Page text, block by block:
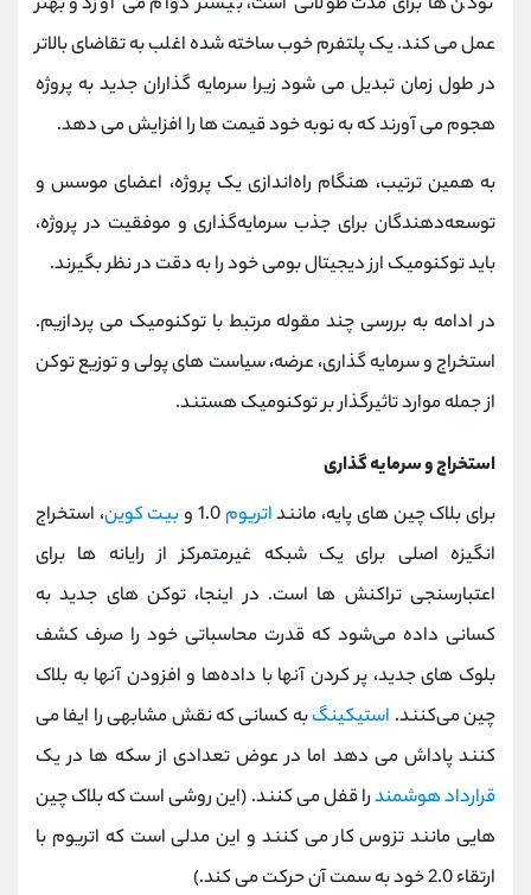
عمل می کند. یک پلتفرم خوب ساخته شده اغلب به تقاضای بالاتر
در طول زمان تبدیل می شود زیرا سرمایه گذاران جدید به پروژه
هجوم می آورند که به نوبه خود قیمت ها را افزایش می دهد.
به همین ترتیب، هنگام راه‌اندازی یک پروژه، اعضای موسس و
توسعه‌دهندگان برای جذب سرمایه‌گذاری و موفقیت در پروژه،
باید توکنومیک ارز دیجیتال بومی خود را به دقت در نظر بگیرند.
در ادامه به بررسی چند مقوله مرتبط با توکنومیک می پردازیم.
استخراج و سرمایه گذاری، عرضه، سیاست های پولی و توزیع توکن
از جمله موارد تاثیرگذار بر توکنومیک هستند.
استخراج و سرمایه گذاری
برای بلاک چین های پایه، ماننداتریوم 1.0 و بیت کوین، استخراج
انگیزه اصلی برای یک شبکه غیرمتمرکز از رایانه ها برای
اعتبارسنجی تراکنش ها است. در اینجا، توکن‌ های جدید به
کسانی داده می‌شود که قدرت محاسباتی خود را صرف کشف
بلوک‌ های جدید، پر کردن آنها با داده‌ها و افزودن آنها به بلاک
چین می‌کنند. استیکینگبه کسانی که نقش مشابهی را ایفا می
کنند پاداش می دهد اما در عوض تعدادی از سکه ها در یک
قرارداد هوشمندرا قفل می کنند. (این روشی است که بلاک چین
هایی مانند تزوس کار می کنند و این مدلی است که اتریوم با
ارتقاء 2.0 خود به سمت آن حرکت می کند.)